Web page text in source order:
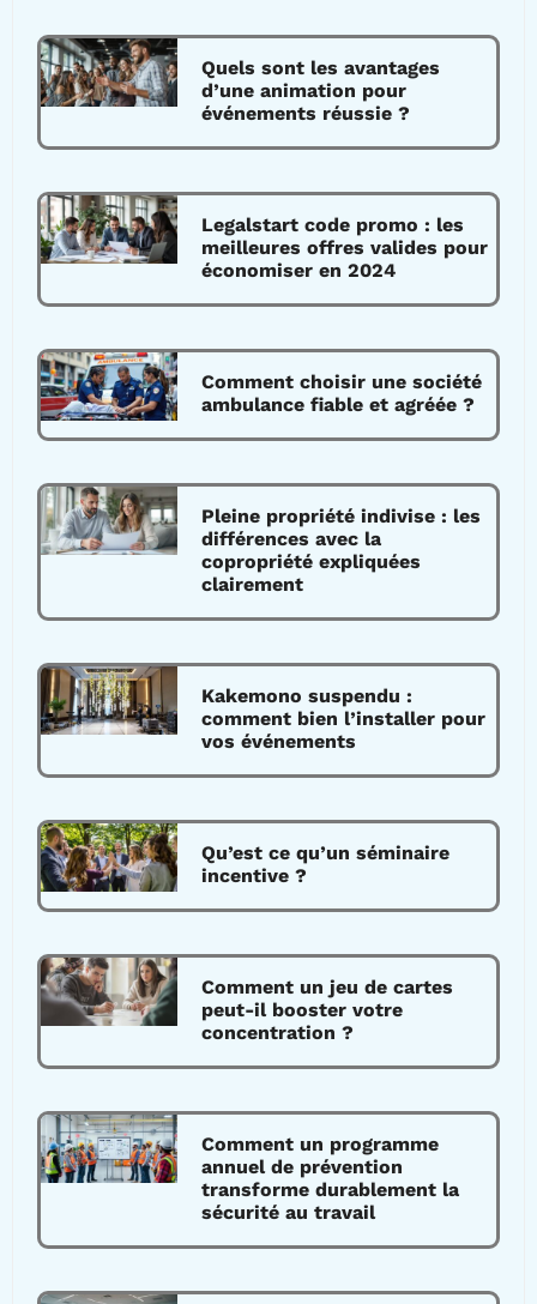
Quels sont les avantages
d’une animation pour
événements réussie ?
Legalstart code promo : les
meilleures offres valides pour
économiser en 2024
Comment choisir une société
ambulance fiable et agréée ?
Pleine propriété indivise : les
différences avec la
copropriété expliquées
clairement
Kakemono suspendu :
comment bien l’installer pour
vos événements
Qu’est ce qu’un séminaire
incentive ?
Comment un jeu de cartes
peut-il booster votre
concentration ?
Comment un programme
annuel de prévention
transforme durablement la
sécurité au travail